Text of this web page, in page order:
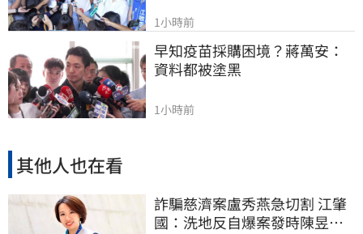
1小時前
早知疫苗採購困境？蔣萬安：
資料都被塗黑
1小時前
其他人也在看
詐騙慈濟案盧秀燕急切割 江肇
國：洗地反自爆案發時陳昱瑄